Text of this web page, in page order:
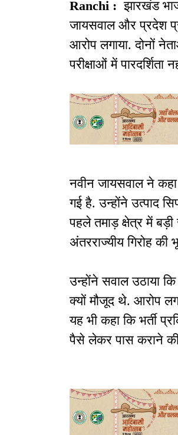
Ranchi :झारखंड
जायसवाल और प्रदेश
आरोप लगाया. दोनों
परीक्षाओं में पारदर्शिता
नवीन जायसवाल ने कहा
गई है. उन्होंने उत्पाद
पहले तमाड़ क्षेत्र में
अंतरराज्यीय गिरोह
उन्होंने सवाल उठाया
क्यों मौजूद थे. आरोप
यह भी कहा कि भर्ती
पैसे लेकर पास कराने